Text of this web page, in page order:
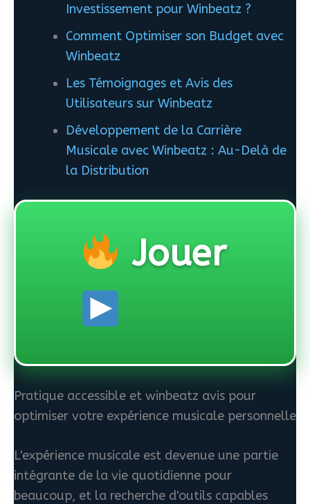
Investissement pour Winbeatz ?
Comment Optimiser son Budget avec
Winbeatz
Les Témoignages et Avis des
Utilisateurs sur Winbeatz
Développement de la Carrière
Musicale avec Winbeatz : Au-Delà de
la Distribution
Jouer
Pratique accessible et winbeatz avis pour
optimiser votre expérience musicale personnelle
L'expérience musicale est devenue une partie
intégrante de la vie quotidienne pour
beaucoup, et la recherche d'outils capables